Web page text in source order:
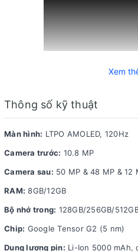
Đánh giá thiết kế
được bo cong và ôm tay
giác lấn cấn. Mặc dù Pixel 7
và kim loại nhưng tạo cảm
bị quá nặng.
Xem
Thông số kỹ thuật
Màn hình: LTPO AMOLED, 120Hz
Camera trước: 10.8 MP
Camera sau: 50 MP & 48 MP & 12
RAM: 8GB/12GB
Bộ nhớ trong: 128GB/256GB/
Chip: Google Tensor G2 (5 nm)
Dung lượng pin: Li-Ion 5000 mAh,